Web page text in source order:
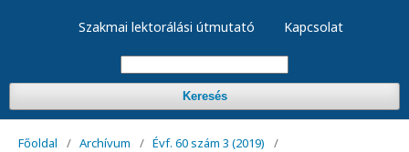
Szakmai lektorálási útmutató Kapcsolat
Keresés
Főoldal / Archívum / Évf. 60 szám 3 (2019)
/